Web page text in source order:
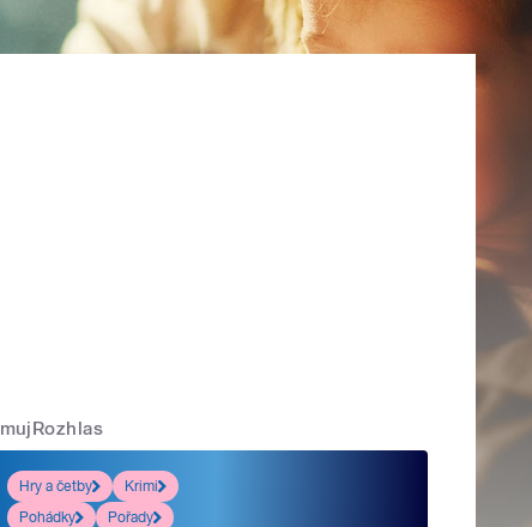
mujRozhlas
Hry a četby
Krimi
Pohádky
Pořady